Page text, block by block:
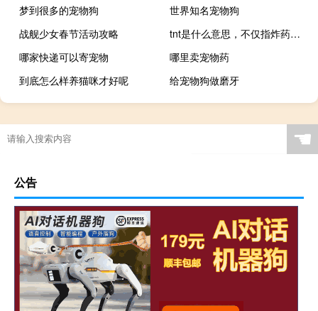
梦到很多的宠物狗
世界知名宠物狗
战舰少女春节活动攻略
tnt是什么意思，不仅指炸药，还指时代少年团什么梗
哪家快递可以寄宠物
哪里卖宠物药
到底怎么样养猫咪才好呢
给宠物狗做磨牙
☚
公告